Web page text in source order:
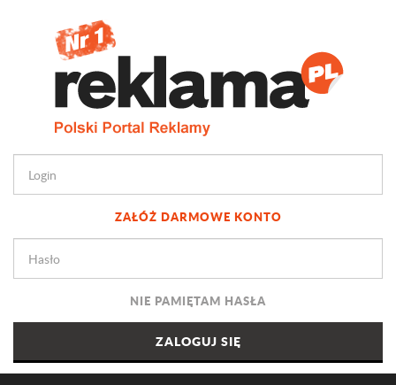
ZAŁÓŻ DARMOWE KONTO
NIE PAMIĘTAM HASŁA